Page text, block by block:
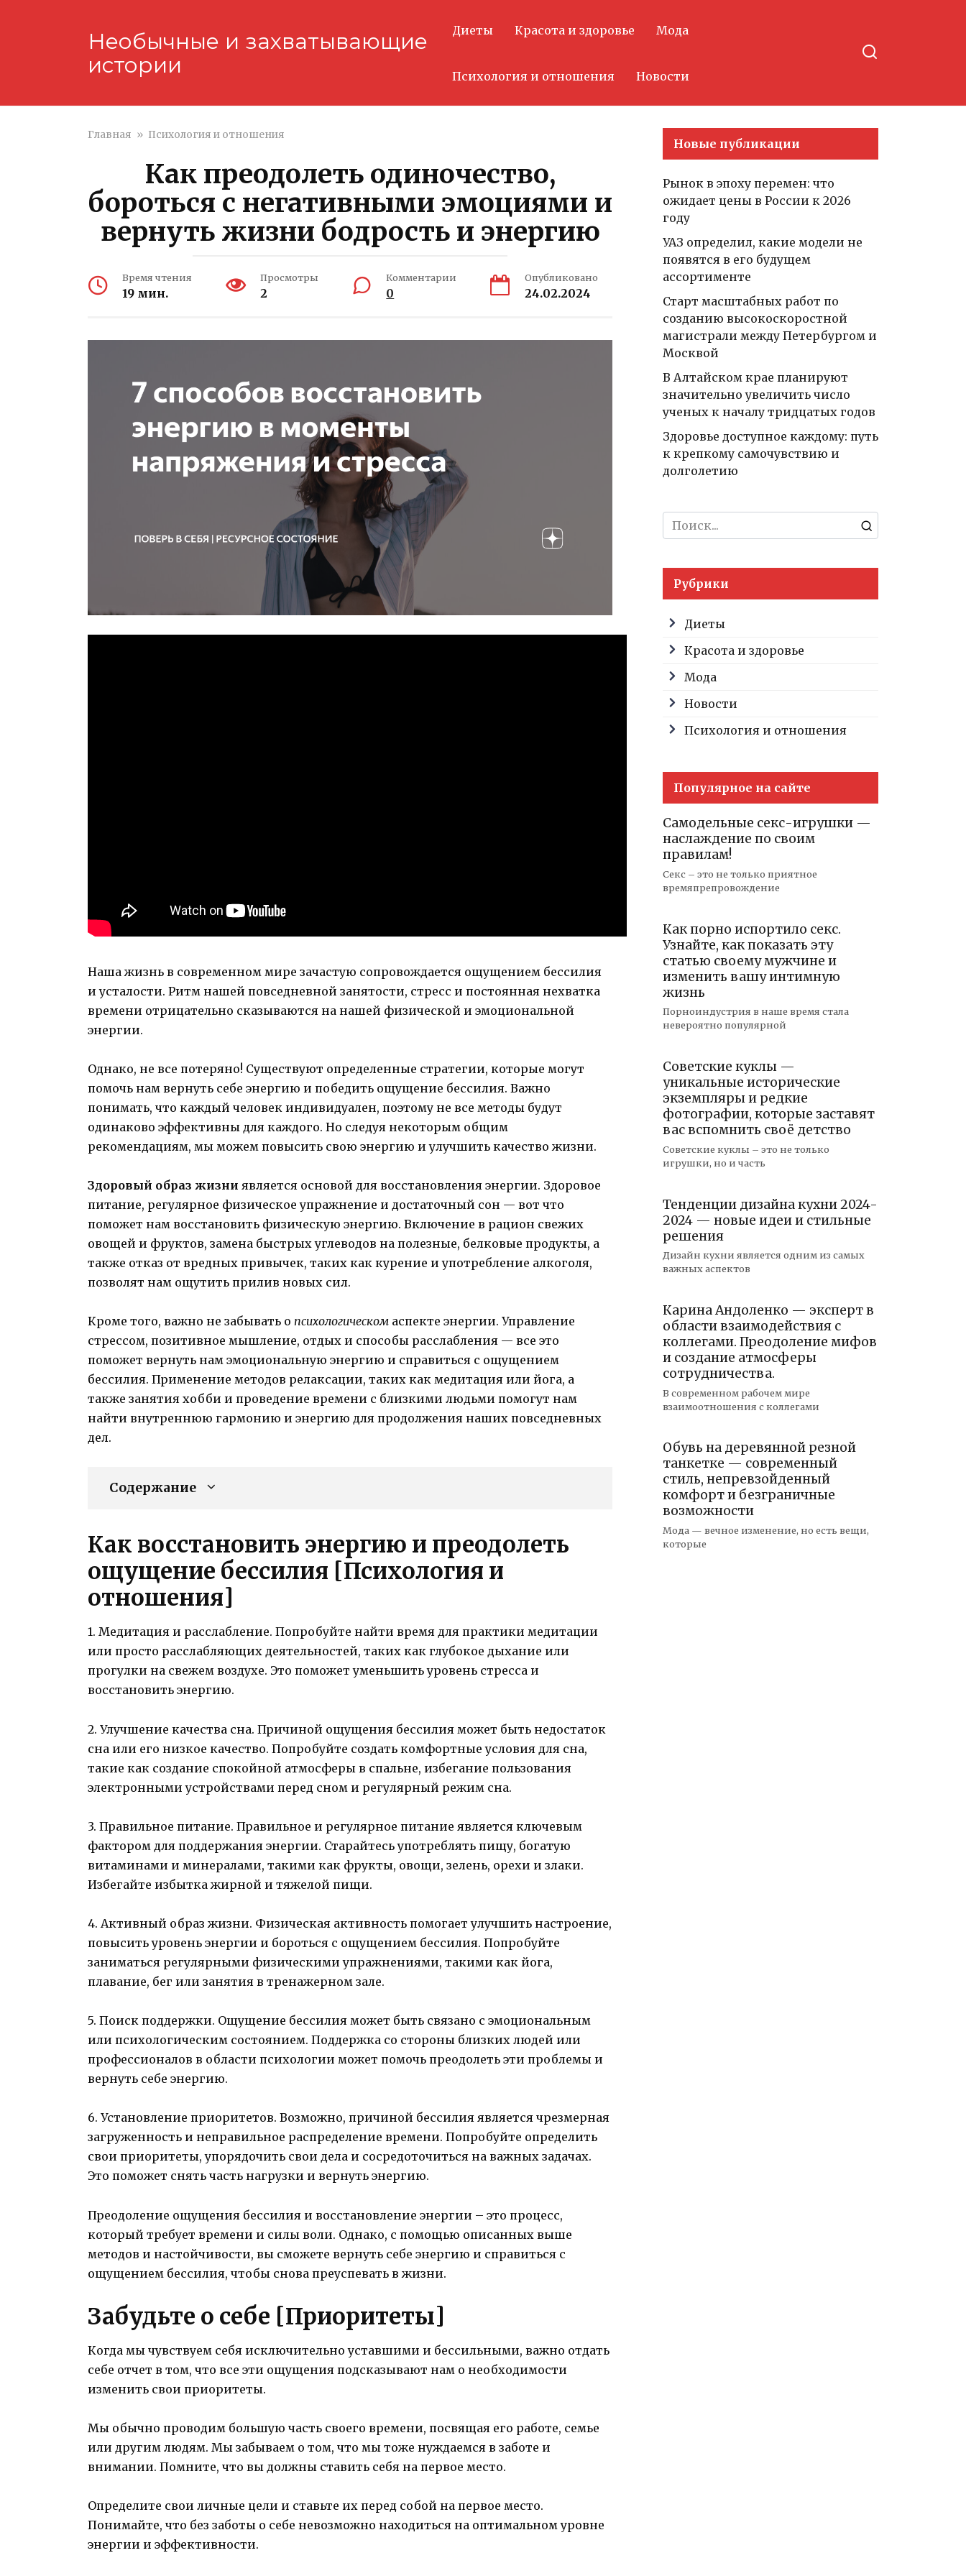
Необычные и захватывающие
истории
Диеты Красота и здоровье Мода
Психология и отношения Новости
Главная » Психология и отношения
Как преодолеть одиночество,
бороться с негативными эмоциями и
вернуть жизни бодрость и энергию
Время чтения
19 мин.
Просмотры
2
Комментарии
0
Опубликовано
24.02.2024
Наша жизнь в современном мире зачастую сопровождается ощущением бессилия
и усталости. Ритм нашей повседневной занятости, стресс и постоянная нехватка
времени отрицательно сказываются на нашей физической и эмоциональной
энергии.
Однако, не все потеряно! Существуют определенные стратегии, которые могут
помочь нам вернуть себе энергию и победить ощущение бессилия. Важно
понимать, что каждый человек индивидуален, поэтому не все методы будут
одинаково эффективны для каждого. Но следуя некоторым общим
рекомендациям, мы можем повысить свою энергию и улучшить качество жизни.
Здоровый образ жизни является основой для восстановления энергии. Здоровое
питание, регулярное физическое упражнение и достаточный сон — вот что
поможет нам восстановить физическую энергию. Включение в рацион свежих
овощей и фруктов, замена быстрых углеводов на полезные, белковые продукты, а
также отказ от вредных привычек, таких как курение и употребление алкоголя,
позволят нам ощутить прилив новых сил.
Кроме того, важно не забывать о психологическом аспекте энергии. Управление
стрессом, позитивное мышление, отдых и способы расслабления — все это
поможет вернуть нам эмоциональную энергию и справиться с ощущением
бессилия. Применение методов релаксации, таких как медитация или йога, а
также занятия хобби и проведение времени с близкими людьми помогут нам
найти внутреннюю гармонию и энергию для продолжения наших повседневных
дел.
Содержание
Как восстановить энергию и преодолеть
ощущение бессилия [Психология и
отношения]
1. Медитация и расслабление. Попробуйте найти время для практики медитации
или просто расслабляющих деятельностей, таких как глубокое дыхание или
прогулки на свежем воздухе. Это поможет уменьшить уровень стресса и
восстановить энергию.
2. Улучшение качества сна. Причиной ощущения бессилия может быть недостаток
сна или его низкое качество. Попробуйте создать комфортные условия для сна,
такие как создание спокойной атмосферы в спальне, избегание пользования
электронными устройствами перед сном и регулярный режим сна.
3. Правильное питание. Правильное и регулярное питание является ключевым
фактором для поддержания энергии. Старайтесь употреблять пищу, богатую
витаминами и минералами, такими как фрукты, овощи, зелень, орехи и злаки.
Избегайте избытка жирной и тяжелой пищи.
4. Активный образ жизни. Физическая активность помогает улучшить настроение,
повысить уровень энергии и бороться с ощущением бессилия. Попробуйте
заниматься регулярными физическими упражнениями, такими как йога,
плавание, бег или занятия в тренажерном зале.
5. Поиск поддержки. Ощущение бессилия может быть связано с эмоциональным
или психологическим состоянием. Поддержка со стороны близких людей или
профессионалов в области психологии может помочь преодолеть эти проблемы и
вернуть себе энергию.
6. Установление приоритетов. Возможно, причиной бессилия является чрезмерная
загруженность и неправильное распределение времени. Попробуйте определить
свои приоритеты, упорядочить свои дела и сосредоточиться на важных задачах.
Это поможет снять часть нагрузки и вернуть энергию.
Преодоление ощущения бессилия и восстановление энергии – это процесс,
который требует времени и силы воли. Однако, с помощью описанных выше
методов и настойчивости, вы сможете вернуть себе энергию и справиться с
ощущением бессилия, чтобы снова преуспевать в жизни.
Забудьте о себе [Приоритеты]
Когда мы чувствуем себя исключительно уставшими и бессильными, важно отдать
себе отчет в том, что все эти ощущения подсказывают нам о необходимости
изменить свои приоритеты.
Мы обычно проводим большую часть своего времени, посвящая его работе, семье
или другим людям. Мы забываем о том, что мы тоже нуждаемся в заботе и
внимании. Помните, что вы должны ставить себя на первое место.
Определите свои личные цели и ставьте их перед собой на первое место.
Понимайте, что без заботы о себе невозможно находиться на оптимальном уровне
энергии и эффективности.
Новые публикации
Рынок в эпоху перемен: что
ожидает цены в России к 2026
году
УАЗ определил, какие модели не
появятся в его будущем
ассортименте
Старт масштабных работ по
созданию высокоскоростной
магистрали между Петербургом и
Москвой
В Алтайском крае планируют
значительно увеличить число
ученых к началу тридцатых годов
Здоровье доступное каждому: путь
к крепкому самочувствию и
долголетию
Search
for:
Рубрики
Диеты
Красота и здоровье
Мода
Новости
Психология и отношения
Популярное на сайте
Самодельные секс-игрушки —
наслаждение по своим
правилам!
Секс – это не только приятное
времяпрепровождение
Как порно испортило секс.
Узнайте, как показать эту
статью своему мужчине и
изменить вашу интимную
жизнь
Порноиндустрия в наше время стала
невероятно популярной
Советские куклы —
уникальные исторические
экземпляры и редкие
фотографии, которые заставят
вас вспомнить своё детство
Советские куклы – это не только
игрушки, но и часть
Тенденции дизайна кухни 2024-
2024 — новые идеи и стильные
решения
Дизайн кухни является одним из самых
важных аспектов
Карина Андоленко — эксперт в
области взаимодействия с
коллегами. Преодоление мифов
и создание атмосферы
сотрудничества.
В современном рабочем мире
взаимоотношения с коллегами
Обувь на деревянной резной
танкетке — современный
стиль, непревзойденный
комфорт и безграничные
возможности
Мода — вечное изменение, но есть вещи,
которые